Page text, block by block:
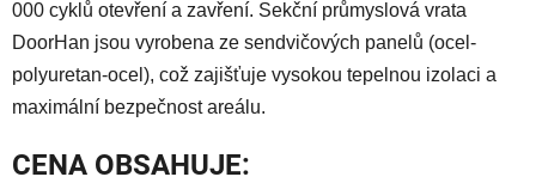
000 cyklů otevření a zavření. Sekční průmyslová vrata
DoorHan jsou vyrobena ze sendvičových panelů (ocel-
polyuretan-ocel), což zajišťuje vysokou tepelnou izolaci a
maximální bezpečnost areálu.
CENA OBSAHUJE: